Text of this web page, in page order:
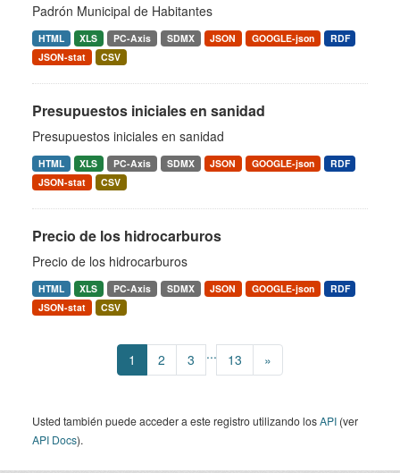
Padrón Municipal de Habitantes
HTML XLS PC-Axis SDMX JSON GOOGLE-json
RDF
JSON-stat
CSV
Presupuestos iniciales en sanidad
Presupuestos iniciales en sanidad
HTML XLS PC-Axis SDMX JSON GOOGLE-json
RDF
JSON-stat
CSV
Precio de los hidrocarburos
Precio de los hidrocarburos
HTML XLS PC-Axis SDMX JSON GOOGLE-json
RDF
JSON-stat
CSV
1 2 3 ... 13 »
Usted también puede acceder a este registro utilizando losAPI (ver
API Docs).